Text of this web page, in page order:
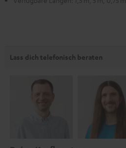
Lass dich telefonisch beraten